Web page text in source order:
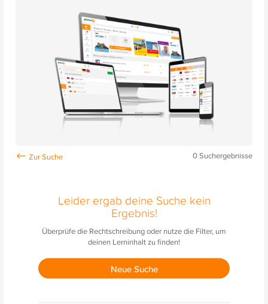
0Suchergebnisse
Leider ergab deine Suche kein
Ergebnis!
Überprüfe die Rechtschreibung oder nutze die Filter, um
deinen Lerninhalt zu finden!
Neue Suche